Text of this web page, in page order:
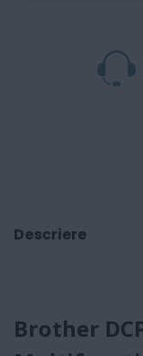
Descriere
Brother